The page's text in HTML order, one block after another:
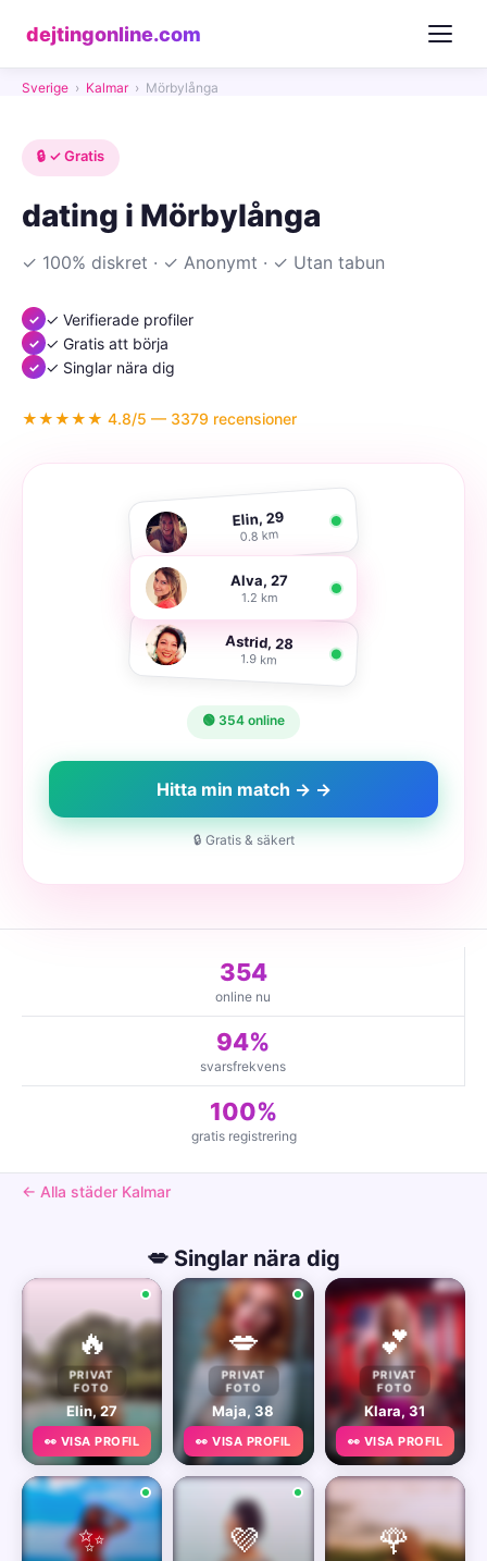
dejtingonline.com
Sverige › Kalmar › Mörbylånga
🔒 ✓ Gratis
dating i Mörbylånga
✓ 100% diskret · ✓ Anonymt · ✓ Utan tabun
✓ Verifierade profiler
✓ Gratis att börja
✓ Singlar nära dig
★★★★★ 4.8/5 — 3379 recensioner
Elin, 29
0.8 km
Alva, 27
1.2 km
Astrid, 28
1.9 km
🟢 354 online
Hitta min match → →
🔒 Gratis & säkert
354
online nu
94%
svarsfrekvens
100%
gratis registrering
← Alla städer Kalmar
💋 Singlar nära dig
🔥
PRIVAT
FOTO
Elin, 27
👀 VISA PROFIL
💋
PRIVAT
FOTO
Maja, 38
👀 VISA PROFIL
💕
PRIVAT
FOTO
Klara, 31
👀 VISA PROFIL
✨ 💜 🌹